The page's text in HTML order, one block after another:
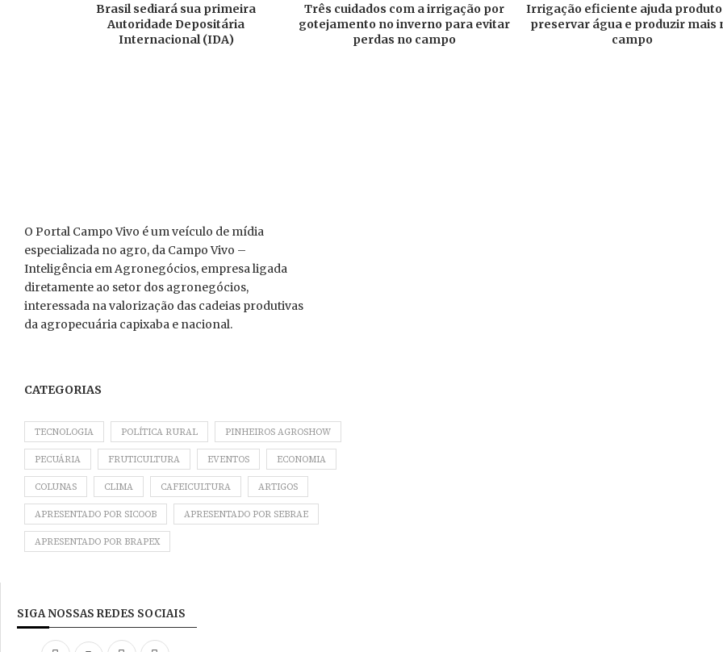
Brasil sediará sua primeira
Autoridade Depositária
Internacional (IDA)
Três cuidados com a irrigação por
gotejamento no inverno para evitar
perdas no campo
Irrigação eficiente ajuda
preservar água e produzir mais
campo
O Portal Campo Vivo é um veículo de mídia
especializada no agro, da Campo Vivo –
Inteligência em Agronegócios, empresa ligada
diretamente ao setor dos agronegócios,
interessada na valorização das cadeias produtivas
da agropecuária capixaba e nacional.
CATEGORIAS
TECNOLOGIA POLÍTICA RURAL PINHEIROS AGROSHOW
PECUÁRIA FRUTICULTURA EVENTOS ECONOMIA
COLUNAS CLIMA CAFEICULTURA ARTIGOS
APRESENTADO POR SICOOB APRESENTADO POR SEBRAE
APRESENTADO POR BRAPEX
SIGA NOSSAS REDES SOCIAIS